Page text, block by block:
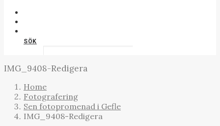
SÖK
IMG_9408-Redigera
Home
Fotografering
Sen fotopromenad i Gefle
IMG_9408-Redigera